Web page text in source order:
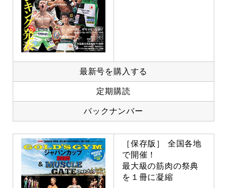
最新号を購入する
定期購読
バックナンバー
［保存版］ 全国各地
で開催！
最大級の筋肉の祭典
を１冊に凝縮